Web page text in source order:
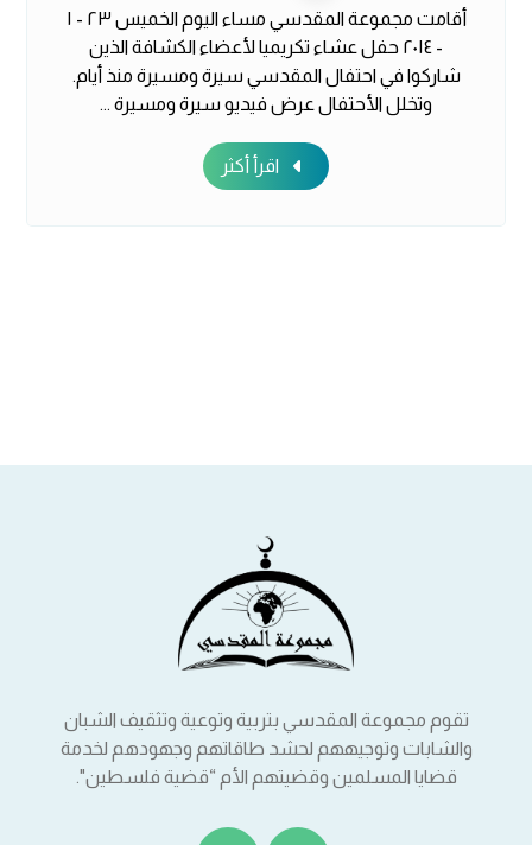
أقامت مجموعة المقدسي مساء اليوم الخميس ٢٣ - ١
- ٢٠١٤ حفل عشاء تكريميا لأعضاء الكشافة الذين
شاركوا في احتفال المقدسي سيرة ومسيرة منذ أيام.
وتخلل الأحتفال عرض فيديو سيرة ومسيرة ...
اقرأ أكثر
تقوم مجموعة المقدسي بتربية وتوعية وتثقيف الشبان
والشابات وتوجيههم لحشد طاقاتهم وجهودهم لخدمة
قضايا المسلمين وقضيتهم الأم “قضية فلسطين".